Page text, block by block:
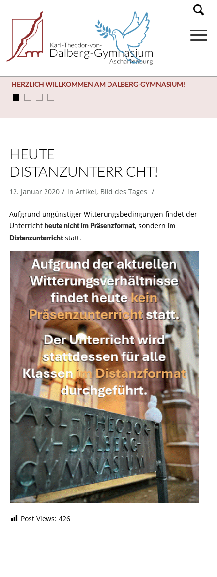
HERZLICH WILLKOMMEN AM DALBERG-GYMNASIUM!
HEUTE
DISTANZUNTERRICHT!
12. Januar 2020 / in Artikel, Bild des Tages /
Aufgrund ungünstiger Witterungsbedingungen findet der
Unterricht heute nicht im Präsenzformat, sondern im
Distanzunterrichtstatt.
Post Views: 426